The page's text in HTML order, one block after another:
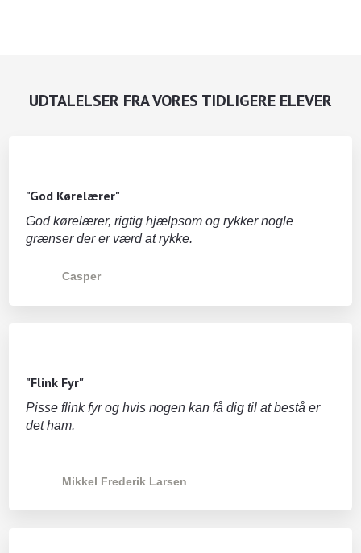
UDTALELSER FRA VORES TIDLIGERE ELEVER
"God Kørelærer"
God kørelærer, rigtig hjælpsom og rykker nogle
grænser der er værd at rykke.
Casper
"Flink Fyr"
Pisse flink fyr og hvis nogen kan få dig til at bestå er
det ham.
Mikkel Frederik Larsen